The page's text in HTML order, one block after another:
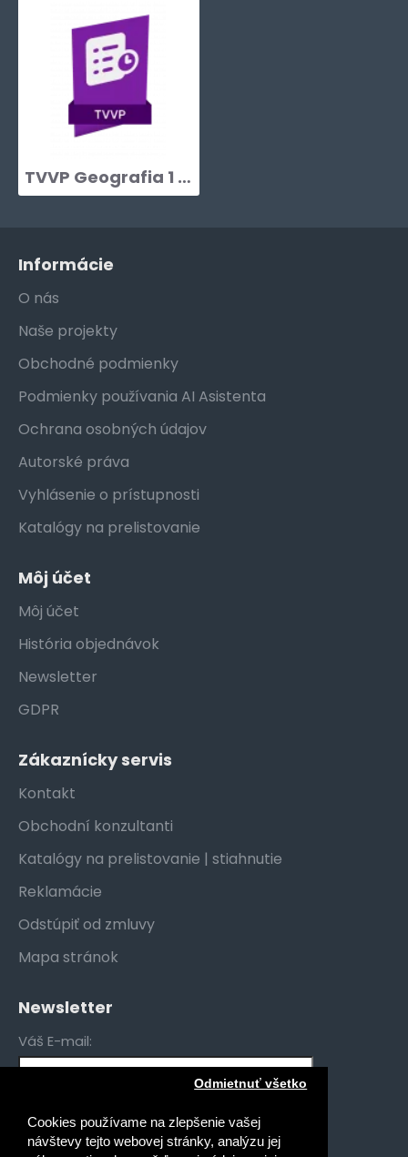
Cookies používame na zlepšenie vašej
návštevy tejto webovej stránky, analýzu jej
Odmietnuť všetko
TVVP Geografia 1 pre gymnáziá
Informácie
O nás
Naše projekty
Obchodné podmienky
Podmienky používania AI Asistenta
Ochrana osobných údajov
Autorské práva
Vyhlásenie o prístupnosti
Katalógy na prelistovanie
Môj účet
Môj účet
História objednávok
Newsletter
GDPR
Zákaznícky servis
Kontakt
Obchodní konzultanti
Katalógy na prelistovanie | stiahnutie
Reklamácie
Odstúpiť od zmluvy
Mapa stránok
Newsletter
Váš E-mail:
Gymnáziá